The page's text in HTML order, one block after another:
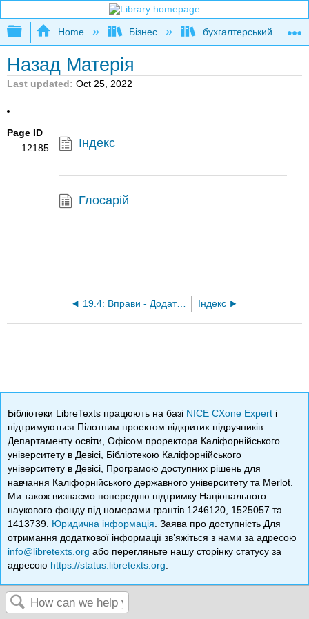
Expand/collapse global hierarchy
Home Бізнес бухгалтерський облік
Назад Матерія
Last updated Oct 25, 2022
Page ID
12185
Індекс
Глосарій
19.4: Вправи - Додаток B (переглянути питання) Індекс
Бібліотеки LibreTexts працюють на базі NICE CXone Expert і
підтримуються Пілотним проектом відкритих підручників
Департаменту освіти, Офісом проректора Каліфорнійського
університету в Девісі, Бібліотекою Каліфорнійського
університету в Девісі, Програмою доступних рішень для
навчання Каліфорнійського державного університету та Merlot.
Ми також визнаємо попередню підтримку Національного
наукового фонду під номерами грантів 1246120, 1525057 та
1413739. Юридична інформація . Заява про доступність Для
отримання додаткової інформації зв’яжіться з нами за адресою
info@libretexts.org або перегляньте нашу сторінку статусу за
адресою https://status.libretexts.org